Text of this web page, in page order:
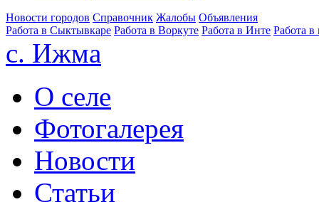
Новости городов Справочник Жалобы Объявления
Работа в Сыктывкаре Работа в Воркуте Работа в Инте Работа в
с. Ижма
О селе
Фотогалерея
Новости
Статьи